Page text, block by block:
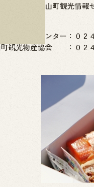
店 ：金山町観光情報セ
町観光情報センター：０２
町観光物産協会 ：０２４